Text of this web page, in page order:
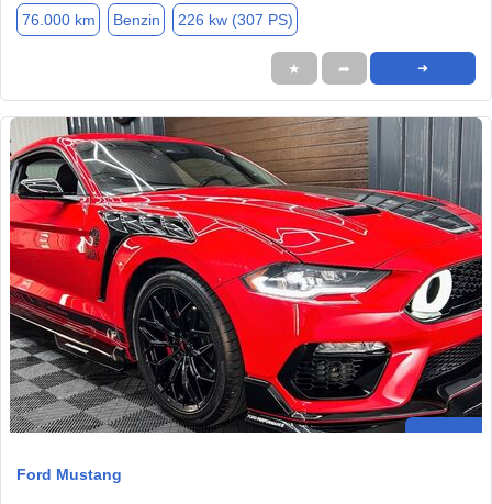
76.000 km Benzin 226 kw (307 PS)
★ ➦ ➜
Ford Mustang